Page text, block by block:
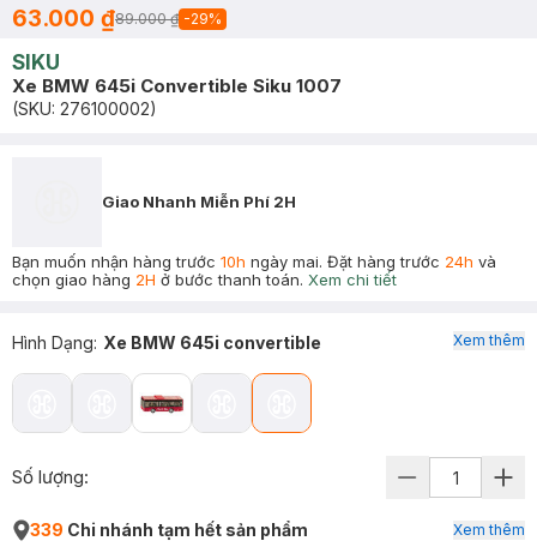
63.000 ₫89.000 ₫ -29%
SIKU
Xe BMW 645i Convertible Siku 1007
(SKU: 276100002)
Giao Nhanh Miễn Phí 2H
Bạn muốn nhận hàng trước 10h ngày mai. Đặt hàng trước 24h và
chọn giao hàng 2H ở bước thanh toán. Xem chi tiết
Hình Dạng: Xe BMW 645i convertible Xem thêm
Số lượng:
339 Chi nhánh tạm hết sản phẩm Xem thêm